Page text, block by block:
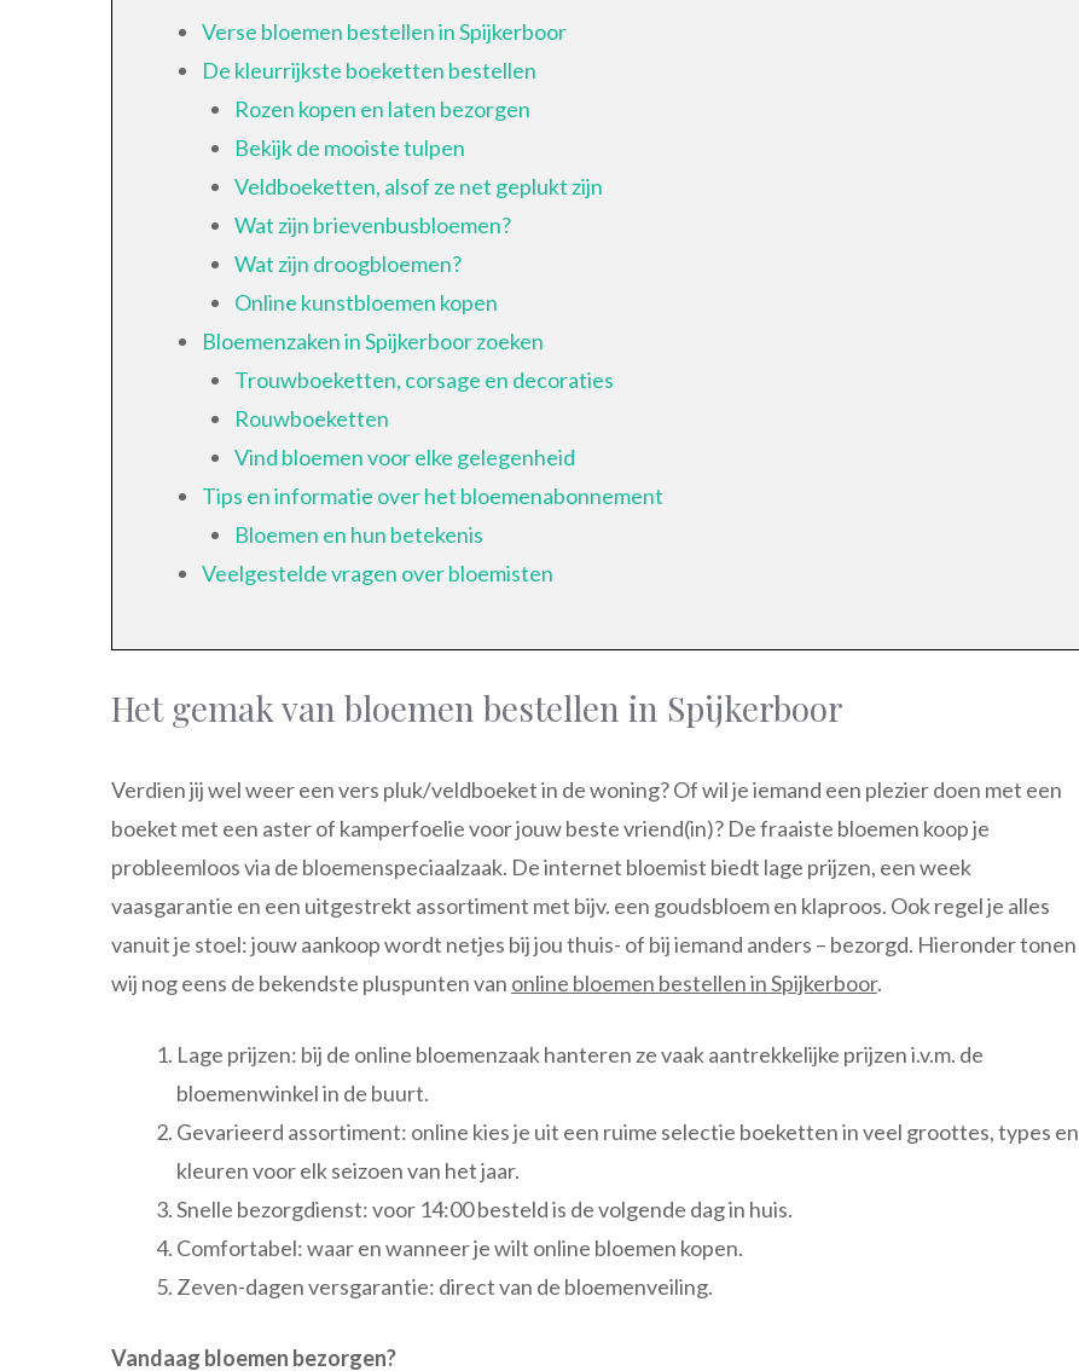
Verse bloemen bestellen in Spijkerboor
De kleurrijkste boeketten bestellen
Rozen kopen en laten bezorgen
Bekijk de mooiste tulpen
Veldboeketten, alsof ze net geplukt zijn
Wat zijn brievenbusbloemen?
Wat zijn droogbloemen?
Online kunstbloemen kopen
Bloemenzaken in Spijkerboor zoeken
Trouwboeketten, corsage en decoraties
Rouwboeketten
Vind bloemen voor elke gelegenheid
Tips en informatie over het bloemenabonnement
Bloemen en hun betekenis
Veelgestelde vragen over bloemisten
Het gemak van bloemen bestellen in Spijkerboor
Verdien jij wel weer een vers pluk/veldboeket in de woning? Of wil je iemand een plezier doen met een
boeket met een aster of kamperfoelie voor jouw beste vriend(in)? De fraaiste bloemen koop je
probleemloos via de bloemenspeciaalzaak. De internet bloemist biedt lage prijzen, een week
vaasgarantie en een uitgestrekt assortiment met bijv. een goudsbloem en klaproos. Ook regel je alles
vanuit je stoel: jouw aankoop wordt netjes bij jou thuis- of bij iemand anders – bezorgd. Hieronder tonen
wij nog eens de bekendste pluspunten van online bloemen bestellen in Spijkerboor.
Lage prijzen: bij de online bloemenzaak hanteren ze vaak aantrekkelijke prijzen i.v.m. de
bloemenwinkel in de buurt.
Gevarieerd assortiment: online kies je uit een ruime selectie boeketten in veel groottes, types en
kleuren voor elk seizoen van het jaar.
Snelle bezorgdienst: voor 14:00 besteld is de volgende dag in huis.
Comfortabel: waar en wanneer je wilt online bloemen kopen.
Zeven-dagen versgarantie: direct van de bloemenveiling.
Vandaag bloemen bezorgen?